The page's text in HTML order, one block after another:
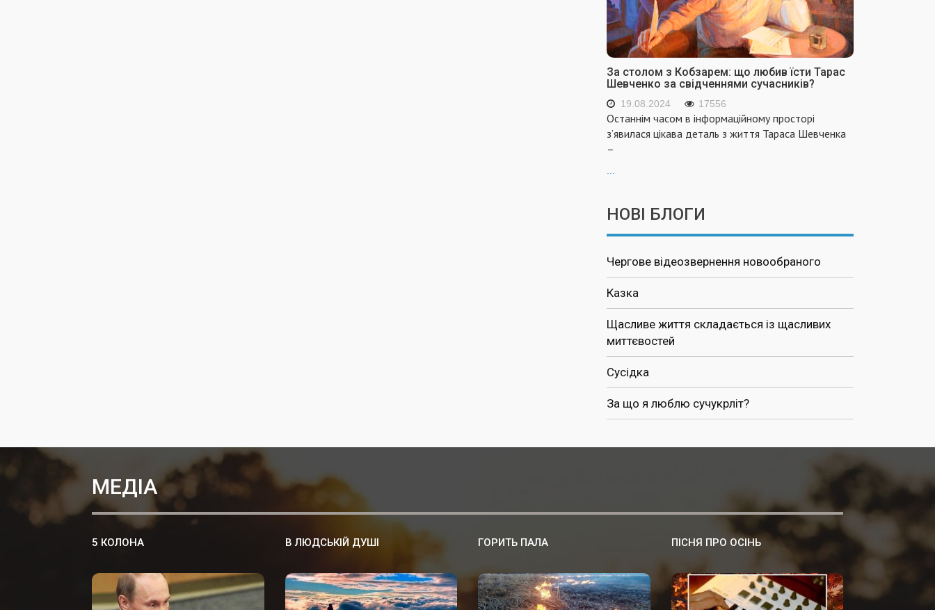
За столом з Кобзарем: що любив їсти Тарас
Шевченко за свідченнями сучасників?
19.08.2024 17556
Останнім часом в інформаційному просторі
з’явилася цікава деталь з життя Тараса Шевченка
–
...
НОВІ БЛОГИ
Чергове відеозвернення новообраного
Казка
Щасливе життя складається із щасливих
миттєвостей
Сусідка
За що я люблю сучукрліт?
МЕДІА
5 КОЛОНА В ЛЮДСЬКІЙ ДУШІ ГОРИТЬ ПАЛА ПІСНЯ ПРО ОСІНЬ